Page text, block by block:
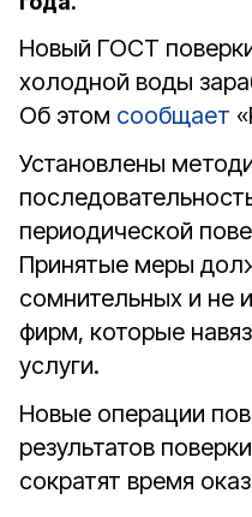
Новый ГОСТ
холодной воды
Об этом сообщает
Установлены
периодической
Принятые меры
сомнительных и не
фирм, которые
услуги.
Новые операции
результатов
сократят время